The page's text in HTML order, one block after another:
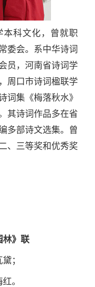
本科文化，曾就职
委会。系中华诗词
员，河南省诗词学
周口市诗词楹联学
词集《梅落秋水》
其诗词作品多在省
多部诗文选集。曾
、三等奖和优秀奖
林》联
；
。